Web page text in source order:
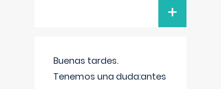
+
Buenas tardes.
Tenemos una duda:antes